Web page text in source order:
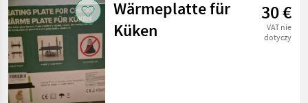
Wärmeplatte für
Küken
30 €
VAT nie
dotyczy